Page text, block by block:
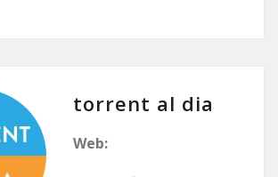
torrent al dia
Web: